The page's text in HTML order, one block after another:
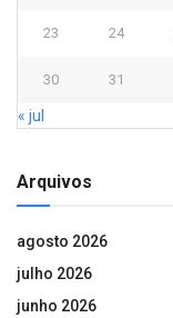
23 24
30 31
« jul
Arquivos
agosto 2026
julho 2026
junho 2026